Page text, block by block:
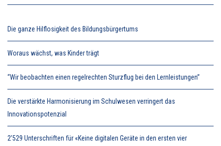
Die ganze Hilflosigkeit des Bildungsbürgertums
Woraus wächst, was Kinder trägt
“Wir beobachten einen regelrechten Sturzflug bei den Lernleistungen”
Die verstärkte Harmonisierung im Schulwesen verringert das
Innovationspotenzial
2’529 Unterschriften für «Keine digitalen Geräte in den ersten vier